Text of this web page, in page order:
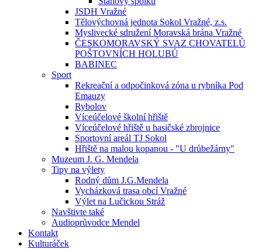
JSDH Vražné
Tělovýchovná jednota Sokol Vražné, z.s.
Myslivecké sdružení Moravská brána Vražné
ČESKOMORAVSKÝ SVAZ CHOVATELŮ
POŠTOVNÍCH HOLUBŮ
BABINEC
Sport
Rekreační a odpočinková zóna u rybníka Pod
Emauzy
Rybolov
Víceúčelové školní hřiště
Víceúčelové hřiště u hasičské zbrojnice
Sportovní areál TJ Sokol
Hřiště na malou kopanou - "U drůbežárny"
Muzeum J. G. Mendela
Tipy na výlety
Rodný dům J.G.Mendela
Vycházková trasa obcí Vražné
Výlet na Lučickou Stráž
Navštivte také
Audioprůvodce Mendel
Kontakt
Kulturáček